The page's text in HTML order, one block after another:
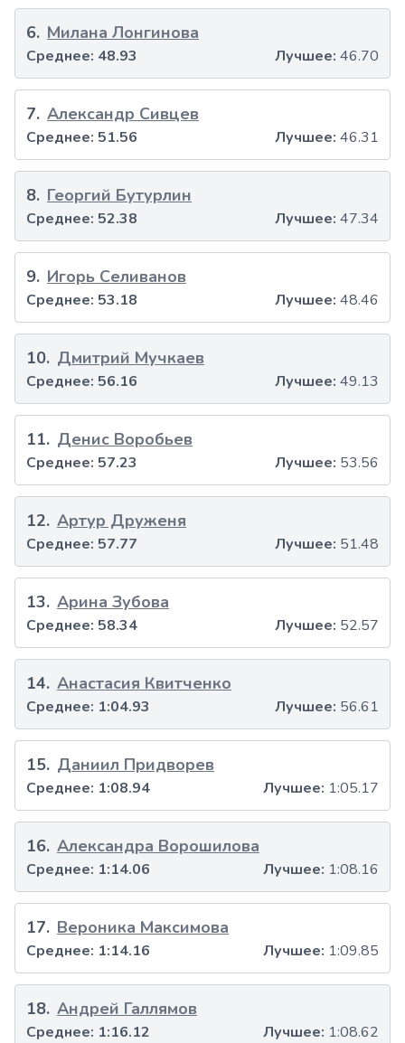
6. Милана Лонгинова
Среднее: 48.93 Лучшее: 46.70
7. Александр Сивцев
Среднее: 51.56 Лучшее: 46.31
8. Георгий Бутурлин
Среднее: 52.38 Лучшее: 47.34
9. Игорь Селиванов
Среднее: 53.18 Лучшее: 48.46
10. Дмитрий Мучкаев
Среднее: 56.16 Лучшее: 49.13
11. Денис Воробьев
Среднее: 57.23 Лучшее: 53.56
12. Артур Друженя
Среднее: 57.77 Лучшее: 51.48
13. Арина Зубова
Среднее: 58.34 Лучшее: 52.57
14. Анастасия Квитченко
Среднее: 1:04.93 Лучшее: 56.61
15. Даниил Придворев
Среднее: 1:08.94 Лучшее: 1:05.17
16. Александра Ворошилова
Среднее: 1:14.06 Лучшее: 1:08.16
17. Вероника Максимова
Среднее: 1:14.16 Лучшее: 1:09.85
18. Андрей Галлямов
Среднее: 1:16.12 Лучшее: 1:08.62